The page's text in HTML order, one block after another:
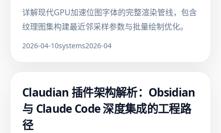
详解现代GPU加速位图字体的完整渲染管线，包含
纹理图集构建最近邻采样参数与批量绘制优化。
2026-04-10systems2026-04
Claudian 插件架构解析：Obsidian
与 Claude Code 深度集成的工程路
径